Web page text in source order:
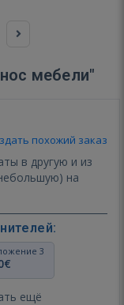
мебели"
похожий заказ
в другую и из
на
3
ещё